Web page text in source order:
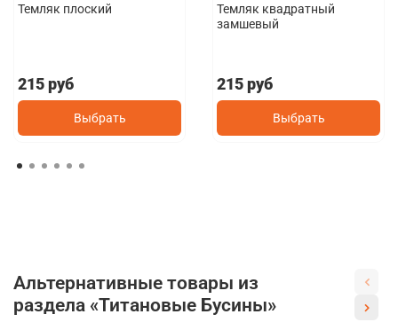
Темляк плоский
215 руб
Выбрать
Темляк квадратный
замшевый
215 руб
Выбрать
Альтернативные товары из
раздела «Титановые Бусины»